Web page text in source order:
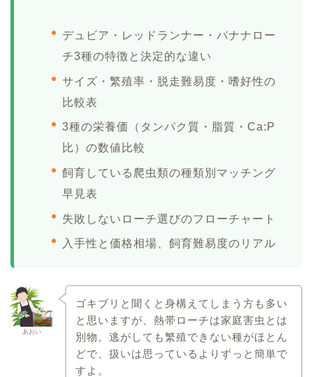
デュビア・レッドランナー・バナナロー
チ3種の特徴と決定的な違い
サイズ・繁殖率・脱走難易度・嗜好性の
比較表
3種の栄養価（タンパク質・脂質・Ca:P
比）の数値比較
飼育している爬虫類の種類別マッチング
早見表
失敗しないローチ選びのフローチャート
入手性と価格相場、飼育難易度のリアル
あおい
ゴキブリと聞くと身構えてしまう方も多い
と思いますが、熱帯ローチは家庭害虫とは
別物。逃がしても繁殖できない種がほとん
どで、扱いは思っているよりずっと簡単で
すよ。